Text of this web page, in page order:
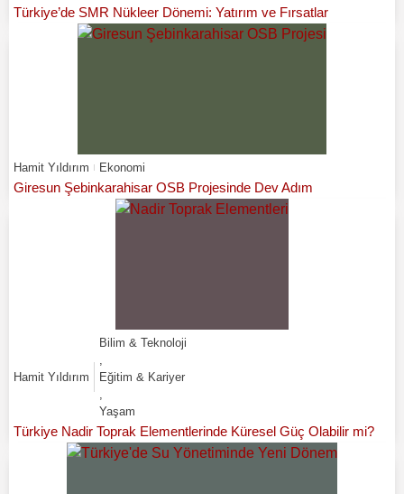
Türkiye’de SMR Nükleer Dönemi: Yatırım ve Fırsatlar
Hamit Yıldırım Ekonomi
Giresun Şebinkarahisar OSB Projesinde Dev Adım
Hamit Yıldırım
Bilim & Teknoloji
,
Eğitim & Kariyer
,
Yaşam
Türkiye Nadir Toprak Elementlerinde Küresel Güç Olabilir mi?